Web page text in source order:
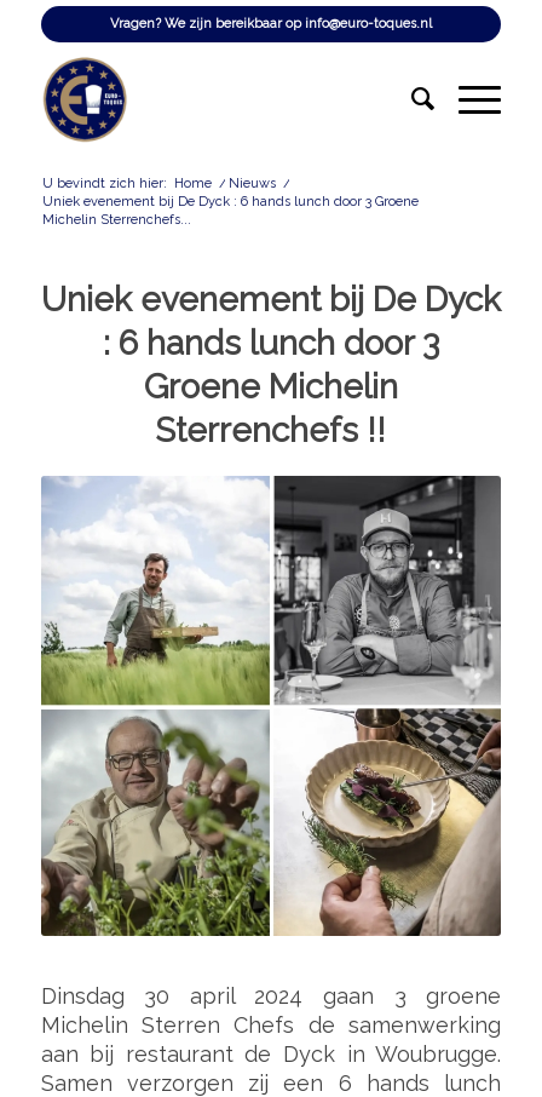
Vragen? We zijn bereikbaar op info@euro-toques.nl
U bevindt zich hier: Home / Nieuws /
Uniek evenement bij De Dyck : 6 hands lunch door 3 Groene
Michelin Sterrenchefs...
Uniek evenement bij De Dyck
: 6 hands lunch door 3
Groene Michelin
Sterrenchefs !!
Dinsdag 30 april 2024 gaan 3 groene
Michelin Sterren Chefs de samenwerking
aan bij restaurant de Dyck in Woubrugge.
Samen verzorgen zij een 6 hands lunch